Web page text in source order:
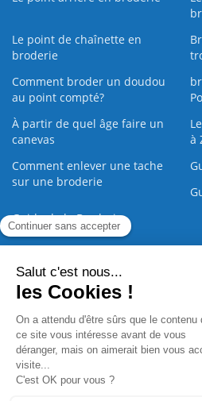
Le point de chaînette en
broderie
Comment broder un doudou
au point compté?
À partir de quel âge faire un
canevas
à
Comment enlever une tache
sur une broderie
Guide de la Broderie
Paiement sécurisé